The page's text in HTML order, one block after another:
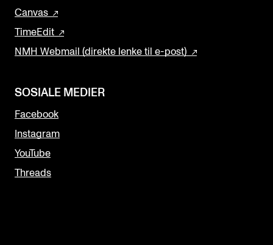
Canvas
TimeEdit
NMH Webmail (direkte lenke til e-post)
SOSIALE MEDIER
Facebook
Instagram
YouTube
Threads